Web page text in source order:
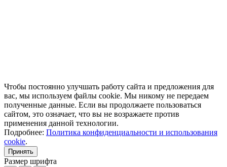
Чтобы постоянно улучшать работу сайта и предложения для
вас, мы используем файлы cookie. Мы никому не передаем
полученные данные. Если вы продолжаете пользоваться
сайтом, это означает, что вы не возражаете против
применения данной технологии.
Подробнее: Политика конфиденциальности и использования
cookie.
Принять
Размер шрифта